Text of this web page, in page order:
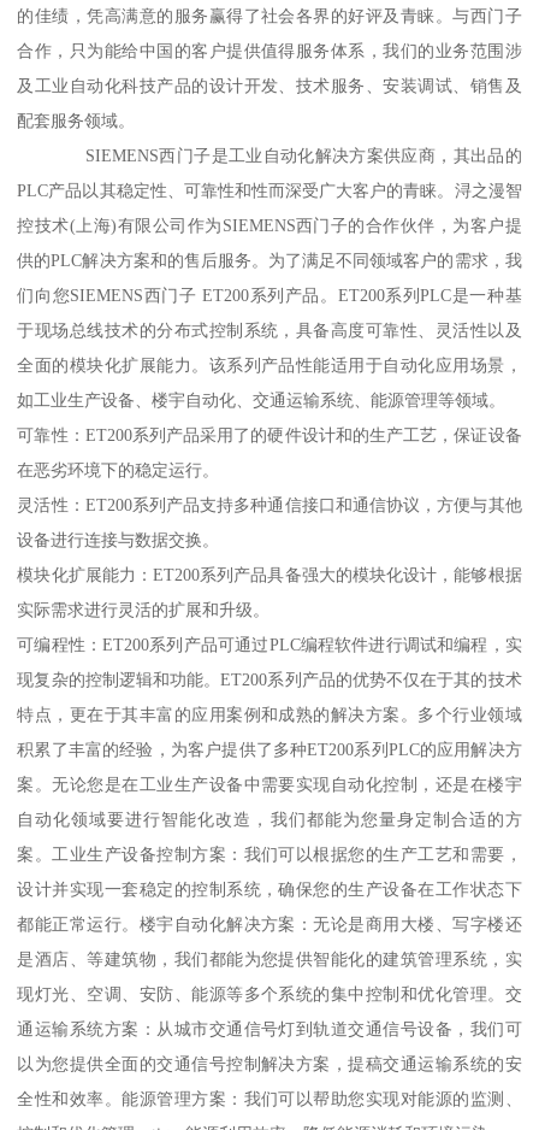
的佳绩，凭高满意的服务赢得了社会各界的好评及青睐。与西门子
合作，只为能给中国的客户提供值得服务体系，我们的业务范围涉
及工业自动化科技产品的设计开发、技术服务、安装调试、销售及
配套服务领域。
SIEMENS西门子是工业自动化解决方案供应商，其出品的
PLC产品以其稳定性、可靠性和性而深受广大客户的青睐。浔之漫智
控技术(上海)有限公司作为SIEMENS西门子的合作伙伴，为客户提
供的PLC解决方案和的售后服务。为了满足不同领域客户的需求，我
们向您SIEMENS西门子 ET200系列产品。ET200系列PLC是一种基
于现场总线技术的分布式控制系统，具备高度可靠性、灵活性以及
全面的模块化扩展能力。该系列产品性能适用于自动化应用场景，
如工业生产设备、楼宇自动化、交通运输系统、能源管理等领域。
可靠性：ET200系列产品采用了的硬件设计和的生产工艺，保证设备
在恶劣环境下的稳定运行。
灵活性：ET200系列产品支持多种通信接口和通信协议，方便与其他
设备进行连接与数据交换。
模块化扩展能力：ET200系列产品具备强大的模块化设计，能够根据
实际需求进行灵活的扩展和升级。
可编程性：ET200系列产品可通过PLC编程软件进行调试和编程，实
现复杂的控制逻辑和功能。ET200系列产品的优势不仅在于其的技术
特点，更在于其丰富的应用案例和成熟的解决方案。多个行业领域
积累了丰富的经验，为客户提供了多种ET200系列PLC的应用解决方
案。无论您是在工业生产设备中需要实现自动化控制，还是在楼宇
自动化领域要进行智能化改造，我们都能为您量身定制合适的方
案。工业生产设备控制方案：我们可以根据您的生产工艺和需要，
设计并实现一套稳定的控制系统，确保您的生产设备在工作状态下
都能正常运行。楼宇自动化解决方案：无论是商用大楼、写字楼还
是酒店、等建筑物，我们都能为您提供智能化的建筑管理系统，实
现灯光、空调、安防、能源等多个系统的集中控制和优化管理。交
通运输系统方案：从城市交通信号灯到轨道交通信号设备，我们可
以为您提供全面的交通信号控制解决方案，提稿交通运输系统的安
全性和效率。能源管理方案：我们可以帮助您实现对能源的监测、